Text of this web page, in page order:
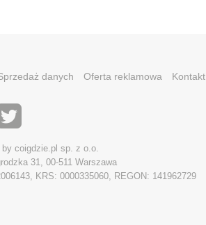
danych Oferta reklamowa Kontakt
coigdzie.pl sp. z o.o.
31, 00-511 Warszawa
KRS: 0000335060, REGON: 141962729